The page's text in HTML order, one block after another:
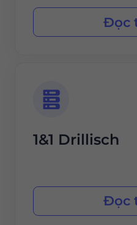
Đọc
1&1 Drillisch
Đọc